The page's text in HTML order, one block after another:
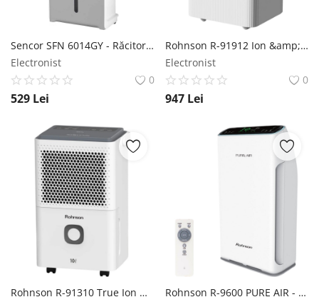
Sencor SFN 6014GY - Răcitor de aer Sencor
Electronist
0
529 Lei
Rohnson R-91912 Ion &amp; Filtru de aer - Dezumidificator Rohnson
Electronist
0
947 Lei
Rohnson R-91310 True Ion &amp; Purificator de aer - Dezumidificator Rohnson
Rohnson R-9600 PURE AIR - Purificator de aer Rohnson